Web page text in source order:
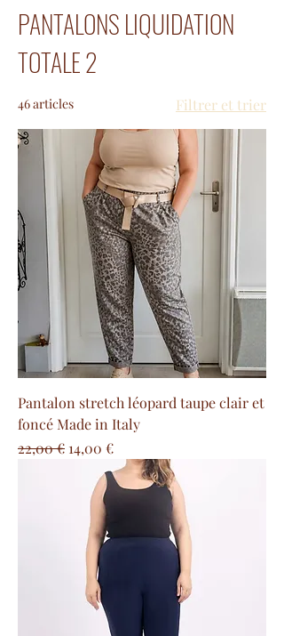
PANTALONS LIQUIDATION
TOTALE 2
46 articles Filtrer et trier
Pantalon stretch léopard taupe clair et
foncé Made in Italy
Prix original
22,00 € Prix promotionnel
14,00 €